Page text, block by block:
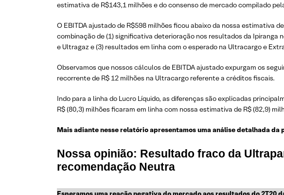
estimativa de R$143,1 milhões e do consenso de mercado compilado
O EBITDA ajustado de R$598 milhões ficou abaixo da nossa estimativa
combinação de (1) significativa deterioração nos resultados da Ipiranga
e Ultragaz e (3) resultados em linha com o esperado na Ultracargo e
Observamos que nossos cálculos de EBITDA ajustado expurgam os
recorrente de R$ 12 milhões na Ultracargo referente a créditos fiscais.
Indo para a linha do Lucro Líquido, as diferenças são explicadas
R$ (80,3) milhões ficaram em linha com nossa estimativa de R$ (82,9)
Mais adiante nesse relatório apresentamos uma análise detalhada
Nossa opinião: Resultado fraco da
recomendação Neutra